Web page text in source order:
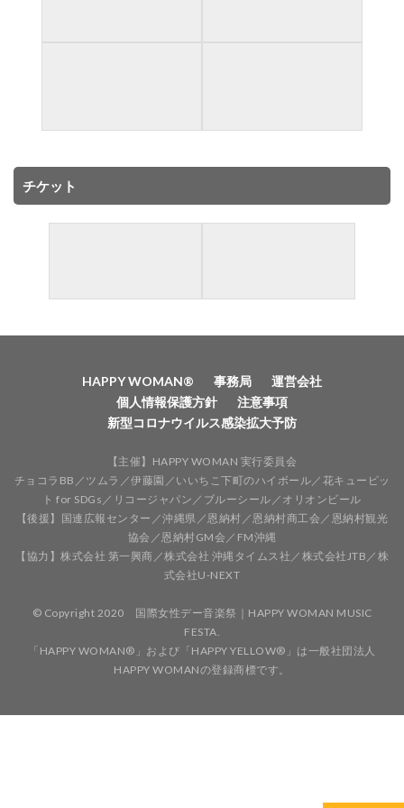
チケット
HAPPY WOMAN®️ 事務局
運営会社
個人情報保護方針
注意事項
新型コロナウイルス感染拡大予防
【主催】HAPPY WOMAN 実行委員会
チョコラBB／ツムラ／伊藤園／いいちこ下町のハイボール／花キューピッ
ト for SDGs／リコージャパン／ブルーシール／オリオンビール
【後援】国連広報センター／沖縄県／恩納村／恩納村商工会／恩納村観光
協会／恩納村GM会／FM沖縄
【協力】株式会社 第一興商／株式会社 沖縄タイムス社／株式会社JTB／株
式会社U-NEXT
© Copyright 2020 国際女性デー音楽祭｜HAPPY WOMAN MUSIC
FESTA.
「HAPPY WOMAN®️」および「HAPPY YELLOW®️」は一般社団法人
HAPPY WOMANの登録商標です。